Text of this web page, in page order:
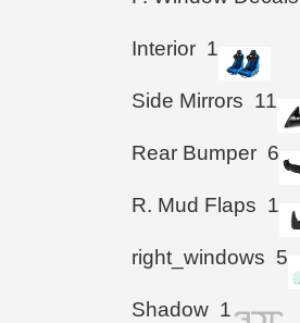
Interior 1
Side Mirrors 11
Rear Bumper 6
R. Mud Flaps 1
right_windows 5
Shadow 1